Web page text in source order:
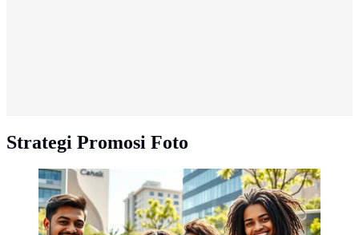
Strategi Promosi Foto